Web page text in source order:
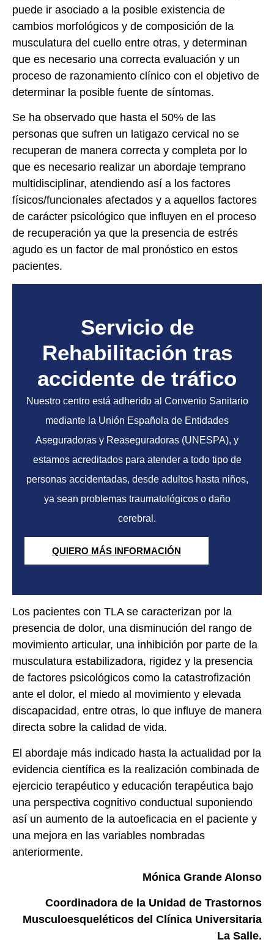
puede ir asociado a la posible existencia de
cambios morfológicos y de composición de la
musculatura del cuello entre otras, y determinan
que es necesario una correcta evaluación y un
proceso de razonamiento clínico con el objetivo de
determinar la posible fuente de síntomas.
Se ha observado que hasta el 50% de las
personas que sufren un latigazo cervical no se
recuperan de manera correcta y completa por lo
que es necesario realizar un abordaje temprano
multidisciplinar, atendiendo así a los factores
físicos/funcionales afectados y a aquellos factores
de carácter psicológico que influyen en el proceso
de recuperación ya que la presencia de estrés
agudo es un factor de mal pronóstico en estos
pacientes.
Servicio de
Rehabilitación tras
accidente de tráfico
Nuestro centro está adherido al Convenio Sanitario
mediante la Unión Española de Entidades
Aseguradoras y Reaseguradoras (UNESPA), y
estamos acreditados para atender a todo tipo de
personas accidentadas, desde adultos hasta niños,
ya sean problemas traumatológicoso daño
cerebral.
QUIERO MÁS INFORMACIÓN
Los pacientes con TLA se caracterizan por la
presencia de dolor, una disminución del rango de
movimiento articular, una inhibición por parte de la
musculatura estabilizadora, rigidez y la presencia
de factores psicológicos como la catastrofización
ante el dolor, el miedo al movimiento y elevada
discapacidad, entre otras, lo que influye de manera
directa sobre la calidad de vida.
El abordaje más indicado hasta la actualidad por la
evidencia científica es la realización combinada de
ejercicio terapéutico y educación terapéutica bajo
una perspectiva cognitivo conductual suponiendo
así un aumento de la autoeficacia en el paciente y
una mejora en las variables nombradas
anteriormente.
Mónica Grande Alonso
Coordinadora de la Unidad de Trastornos
Musculoesqueléticos del Clínica Universitaria
La Salle.